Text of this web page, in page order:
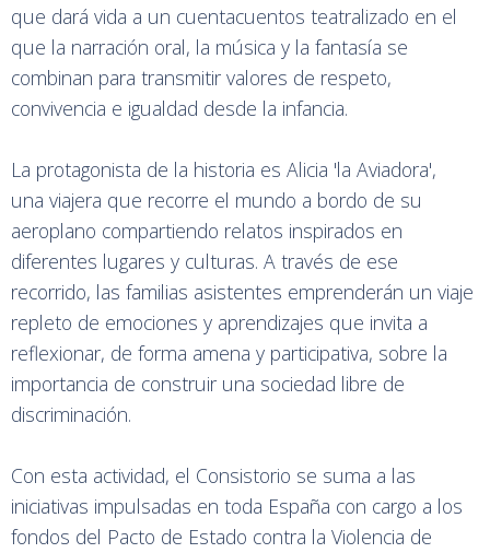
que dará vida a un cuentacuentos teatralizado en el
que la narración oral, la música y la fantasía se
combinan para transmitir valores de respeto,
convivencia e igualdad desde la infancia.
La protagonista de la historia es Alicia 'la Aviadora',
una viajera que recorre el mundo a bordo de su
aeroplano compartiendo relatos inspirados en
diferentes lugares y culturas. A través de ese
recorrido, las familias asistentes emprenderán un viaje
repleto de emociones y aprendizajes que invita a
reflexionar, de forma amena y participativa, sobre la
importancia de construir una sociedad libre de
discriminación.
Con esta actividad, el Consistorio se suma a las
iniciativas impulsadas en toda España con cargo a los
fondos del Pacto de Estado contra la Violencia de